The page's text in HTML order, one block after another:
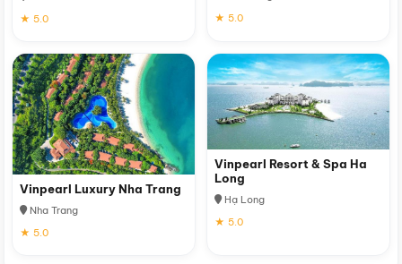
★ 5.0
★ 5.0
Vinpearl Luxury Nha Trang
Nha Trang
★ 5.0
Vinpearl Resort & Spa Ha
Long
Hạ Long
★ 5.0